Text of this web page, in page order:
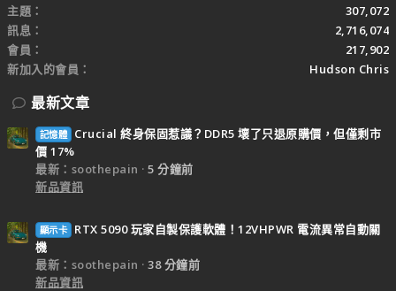
主題
307,072
訊息
2,716,074
會員
217,902
新加入的會員
Hudson Chris
最新文章
記憶體
Crucial 終身保固惹議？DDR5 壞了只退原購價，但僅剩市
價 17%
最新：soothepain
5 分鐘前
新品資訊
顯示卡
RTX 5090 玩家自製保護軟體！12VHPWR 電流異常自動關
機
最新：soothepain
38 分鐘前
新品資訊